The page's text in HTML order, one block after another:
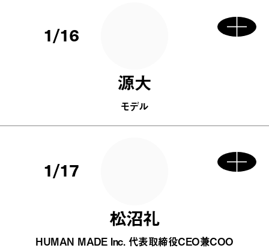
1/16
源大
モデル
1/17
松沼礼
HUMAN MADE Inc. 代表取締役CEO兼COO